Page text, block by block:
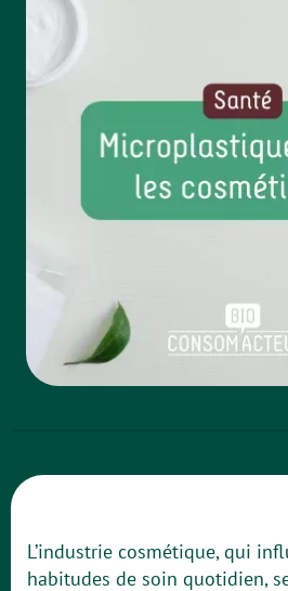
L’industrie cosmétique, qui
habitudes de soin quotidien,